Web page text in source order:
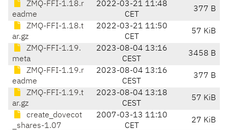
ZMQ-FFI-1.18.r
eadme
2022-03-21 11:48
CET
377 B
ZMQ-FFI-1.18.t
ar.gz
2022-03-21 11:50
CET
57 KiB
ZMQ-FFI-1.19.
meta
2023-08-04 13:16
CEST
3458 B
ZMQ-FFI-1.19.r
eadme
2023-08-04 13:16
CEST
377 B
ZMQ-FFI-1.19.t
ar.gz
2023-08-04 13:18
CEST
57 KiB
create_dovecot
_shares-1.07
2007-03-13 11:10
CET
27 KiB